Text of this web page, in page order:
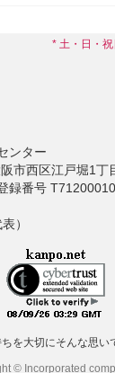
* 土・日・祝
ンター
市西区江戸堀1丁
録番号
）
ちを大切にそんな思い
© Incorporated